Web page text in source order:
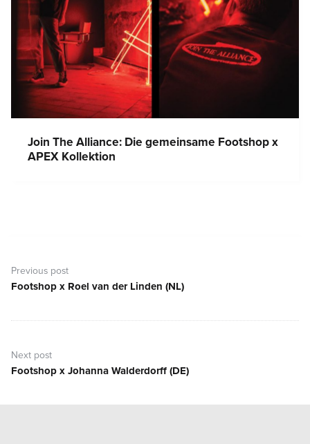
Join The Alliance: Die gemeinsame Footshop x
APEX Kollektion
Previous post
Previous
Footshop x Roel van der Linden (NL)
Next post
Next
Footshop x Johanna Walderdorff (DE)